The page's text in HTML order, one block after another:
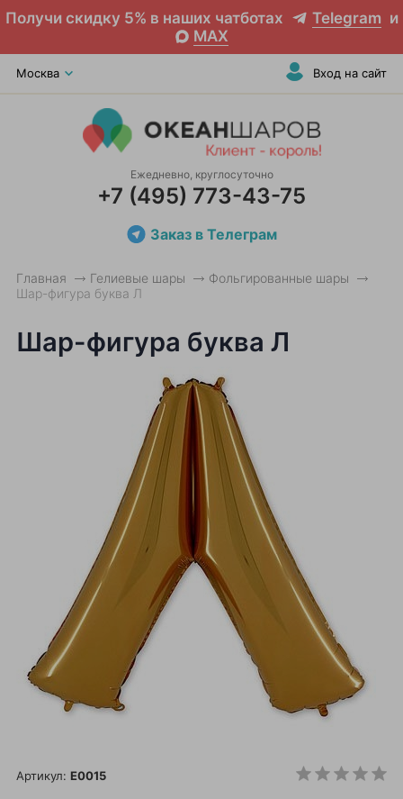
Получи скидку 5% в наших чатботах Telegram и
MAX
Москва Вход на сайт
Ежедневно, круглосуточно
+7 (495) 773-43-75
Заказ в Телеграм
Главная Гелиевые шары
Фольгированные шары
Шар-фигура буква Л
Шар-фигура буква Л
Артикул: E0015